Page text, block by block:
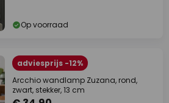
Op voorraad
adviesprijs -12%
Arcchio wandlamp Zuzana, rond,
zwart, stekker, 13 cm